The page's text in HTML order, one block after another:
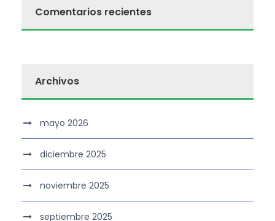
Comentarios recientes
Archivos
mayo 2026
diciembre 2025
noviembre 2025
septiembre 2025